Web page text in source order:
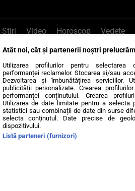
Știri Video Horoscop Vedete
la 0741226226 sau
Știri externe Politică
Dictionar de vise LIFE
Atât noi, cât și partenerii noștri
Utilizarea profilurilor pentru selectarea
performanței reclamelor. Stocarea și/sau
Dezvoltarea și îmbunătățirea serviciilor.
publicității personalizate. Crearea
performanței conținutului. Crearea
Utilizarea de date limitate pentru a selecta
statistici sau combinații de date din surse
selecta conținutul. Date precise de
dispozitivului.
Listă parteneri (furnizori)